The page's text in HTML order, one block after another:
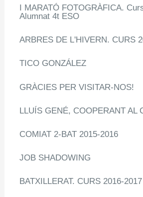
I MARATÓ FOTOGRÀFICA.
Alumnat 4t ESO
ARBRES DE L'HIVERN. CURS
TICO GONZÁLEZ
GRÀCIES PER VISITAR-NOS!
LLUÍS GENÉ, COOPERANT AL
COMIAT 2-BAT 2015-2016
JOB SHADOWING
BATXILLERAT. CURS 2016-2017